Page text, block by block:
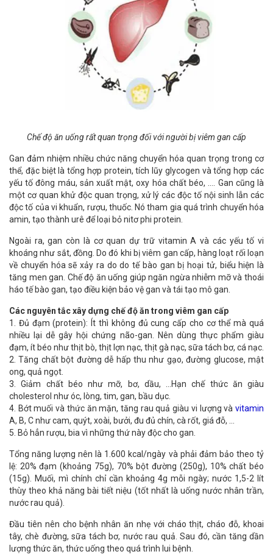
Chế độ ăn uống rất quan trọng đối với người bị viêm gan cấp
Gan đảm nhiệm nhiều chức năng chuyển hóa quan trọng trong cơ
thể, đặc biệt là tổng hợp protein, tích lũy glycogen và tổng hợp các
yếu tố đông máu, sản xuất mật, oxy hóa chất béo, …. Gan cũng là
một cơ quan khử độc quan trọng, xử lý các độc tố nội sinh lẫn các
độc tố của vi khuẩn, rượu, thuốc. Nó tham gia quá trình chuyển hóa
amin, tạo thành urê để loại bỏ nitơ phi protein.
Ngoài ra, gan còn là cơ quan dự trữ vitamin A và các yếu tố vi
khoáng như sắt, đồng. Do đó khi bị viêm gan cấp, hàng loạt rối loạn
về chuyển hóa sẽ xảy ra do do tế bào gan bị hoại tử, biểu hiện là
tăng men gan. Chế độ ăn uống giúp ngăn ngừa nhiễm mỡ và thoái
háo tế bào gan, tạo điều kiện bảo vệ gan và tái tạo mô gan.
Các nguyên tắc xây dựng chế độ ăn trong viêm gan cấp
1. Đủ đạm (protein): Ít thì không đủ cung cấp cho cơ thể mà quá
nhiều lại dễ gây hội chứng não-gan. Nên dùng thực phẩm giàu
đạm, ít béo như thịt bò, thịt lợn nạc, thịt gà nạc, sữa tách bơ, cá nạc.
2. Tăng chất bột đường dễ hấp thu như gạo, đường glucose, mật
ong, quả ngọt.
3. Giảm chất béo như mỡ, bơ, dầu, …Hạn chế thức ăn giàu
cholesterol như óc, lòng, tim, gan, bầu dục.
4. Bớt muối và thức ăn mặn, tăng rau quả giàu vi lượng và vitamin
A, B, C như cam, quýt, xoài, bưởi, đu đủ chín, cà rốt, giá đỗ, …
5. Bỏ hẳn rượu, bia vì những thứ này độc cho gan.
Tổng năng lượng nên là 1.600 kcal/ngày và phải đảm bảo theo tỷ
lệ: 20% đạm (khoảng 75g), 70% bột đường (250g), 10% chất béo
(15g). Muối, mì chính chỉ cần khoảng 4g mỗi ngày; nước 1,5-2 lít
thùy theo khả năng bài tiết niệu (tốt nhất là uống nước nhân trần,
nước rau quả).
Đầu tiên nên cho bệnh nhân ăn nhẹ với cháo thịt, cháo đỗ, khoai
tây, chè đường, sữa tách bơ, nước rau quả. Sau đó, cần tăng dần
lượng thức ăn, thức uống theo quá trình lui bệnh.